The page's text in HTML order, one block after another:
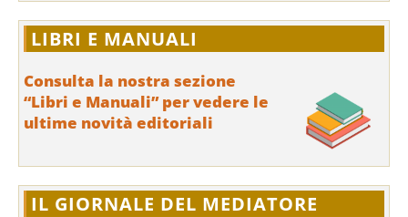
LIBRI E MANUALI
Consulta la nostra sezione
“Libri e Manuali” per vedere le
ultime novità editoriali
IL GIORNALE DEL MEDIATORE